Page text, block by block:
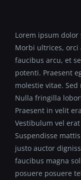
CONTACT
Lorem ipsum
Morbi ultrices, orci
faucibus arcu, et
potenti. Praesent
molestie vitae.
Nulla fringilla
Praesent in velit
Vestibulum vel
Suspendisse
justo auctor
faucibus magna
posuere posuere